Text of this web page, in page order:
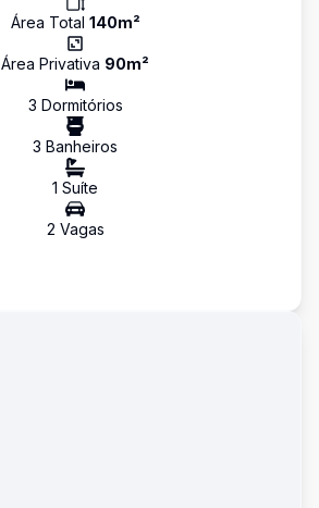
Área Total 140m²
Área Privativa 90m²
3 Dormitórios
3 Banheiros
1 Suíte
2 Vagas